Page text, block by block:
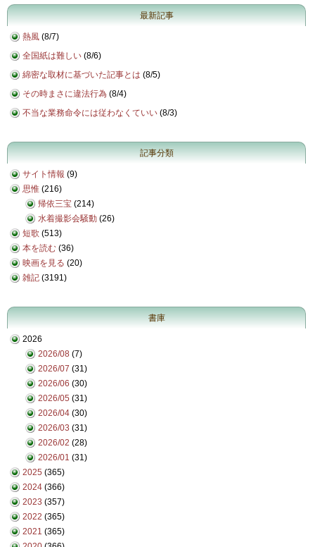
最新記事
熱風 (8/7)
全国紙は難しい (8/6)
綿密な取材に基づいた記事とは (8/5)
その時まさに違法行為 (8/4)
不当な業務命令には従わなくていい (8/3)
記事分類
サイト情報 (9)
思惟 (216)
帰依三宝 (214)
水着撮影会騒動 (26)
短歌 (513)
本を読む (36)
映画を見る (20)
雑記 (3191)
書庫
2026
2026/08 (7)
2026/07 (31)
2026/06 (30)
2026/05 (31)
2026/04 (30)
2026/03 (31)
2026/02 (28)
2026/01 (31)
2025 (365)
2024 (366)
2023 (357)
2022 (365)
2021 (365)